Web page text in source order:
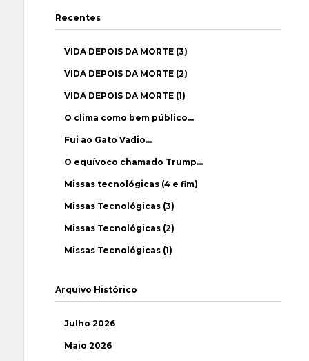
Recentes
VIDA DEPOIS DA MORTE (3)
VIDA DEPOIS DA MORTE (2)
VIDA DEPOIS DA MORTE (1)
O clima como bem público…
Fui ao Gato Vadio…
O equívoco chamado Trump…
Missas tecnológicas (4 e fim)
Missas Tecnológicas (3)
Missas Tecnológicas (2)
Missas Tecnológicas (1)
Arquivo Histórico
Julho 2026
Maio 2026